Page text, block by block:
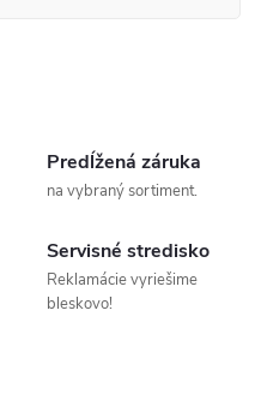
Predĺžená záruka
na vybraný sortiment.
Servisné stredisko
Reklamácie vyriešime
bleskovo!